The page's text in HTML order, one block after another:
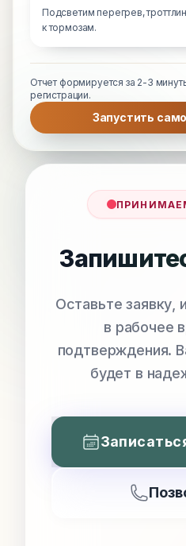
Подсветим перегрев,
к тормозам.
Отчет формируется за 2-3
регистрации.
Запустить
Оставьте заявку,
в рабочее
подтверждения.
будет в